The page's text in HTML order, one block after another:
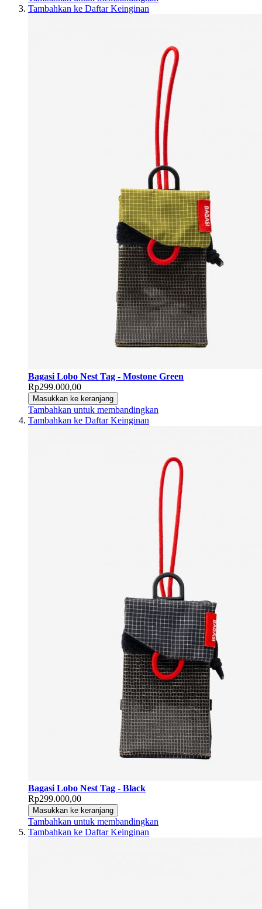
Tambahkan ke Daftar Keinginan
Bagasi Lobo Nest Tag - Mostone Green
Rp299.000,00
Masukkan ke keranjang
Tambahkan untuk membandingkan
Tambahkan ke Daftar Keinginan
Bagasi Lobo Nest Tag - Black
Rp299.000,00
Masukkan ke keranjang
Tambahkan untuk membandingkan
Tambahkan ke Daftar Keinginan